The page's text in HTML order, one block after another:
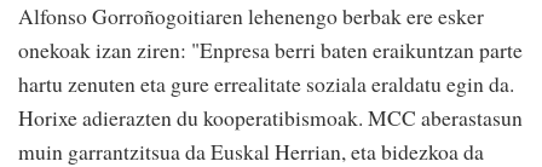
Alfonso Gorroñogoitiaren lehenengo berbak ere esker
onekoak izan ziren: "Enpresa berri baten eraikuntzan parte
hartu zenuten eta gure errealitate soziala eraldatu egin da.
Horixe adierazten du kooperatibismoak. MCC aberastasun
muin garrantzitsua da Euskal Herrian, eta bidezkoa da